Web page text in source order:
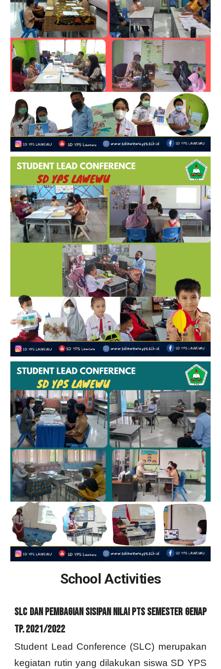
School Activities
slc dan pembagian sisipan nilai pts semester genap
tp. 2021/2022
Student Lead Conference (SLC) merupakan
kegiatan rutin yang dilakukan siswa SD YPS